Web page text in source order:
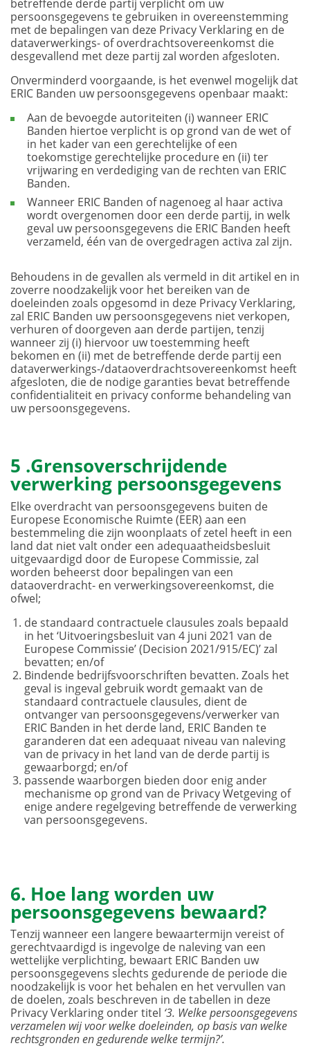
betreffende derde partij verplicht om uw
persoonsgegevens te gebruiken in overeenstemming
met de bepalingen van deze Privacy Verklaring en de
dataverwerkings- of overdrachtsovereenkomst die
desgevallend met deze partij zal worden afgesloten.
Onverminderd voorgaande, is het evenwel mogelijk dat
ERIC Banden uw persoonsgegevens openbaar maakt:
Aan de bevoegde autoriteiten (i) wanneer ERIC
Banden hiertoe verplicht is op grond van de wet of
in het kader van een gerechtelijke of een
toekomstige gerechtelijke procedure en (ii) ter
vrijwaring en verdediging van de rechten van ERIC
Banden.
Wanneer ERIC Banden of nagenoeg al haar activa
wordt overgenomen door een derde partij, in welk
geval uw persoonsgegevens die ERIC Banden heeft
verzameld, één van de overgedragen activa zal zijn.
Behoudens in de gevallen als vermeld in dit artikel en in
zoverre noodzakelijk voor het bereiken van de
doeleinden zoals opgesomd in deze Privacy Verklaring,
zal ERIC Banden uw persoonsgegevens niet verkopen,
verhuren of doorgeven aan derde partijen, tenzij
wanneer zij (i) hiervoor uw toestemming heeft
bekomen en (ii) met de betreffende derde partij een
dataverwerkings-/dataoverdrachtsovereenkomst heeft
afgesloten, die de nodige garanties bevat betreffende
confidentialiteit en privacy conforme behandeling van
uw persoonsgegevens.
5 .Grensoverschrijdende
verwerking persoonsgegevens
Elke overdracht van persoonsgegevens buiten de
Europese Economische Ruimte (EER) aan een
bestemmeling die zijn woonplaats of zetel heeft in een
land dat niet valt onder een adequaatheidsbesluit
uitgevaardigd door de Europese Commissie, zal
worden beheerst door bepalingen van een
dataoverdracht- en verwerkingsovereenkomst, die
ofwel;
de standaard contractuele clausules zoals bepaald
in het ‘Uitvoeringsbesluit van 4 juni 2021 van de
Europese Commissie’ (Decision 2021/915/EC)’ zal
bevatten; en/of
Bindende bedrijfsvoorschriften bevatten. Zoals het
geval is ingeval gebruik wordt gemaakt van de
standaard contractuele clausules, dient de
ontvanger van persoonsgegevens/verwerker van
ERIC Banden in het derde land, ERIC Banden te
garanderen dat een adequaat niveau van naleving
van de privacy in het land van de derde partij is
gewaarborgd; en/of
passende waarborgen bieden door enig ander
mechanisme op grond van de Privacy Wetgeving of
enige andere regelgeving betreffende de verwerking
van persoonsgegevens.
6. Hoe lang worden uw
persoonsgegevens bewaard?
Tenzij wanneer een langere bewaartermijn vereist of
gerechtvaardigd is ingevolge de naleving van een
wettelijke verplichting, bewaart ERIC Banden uw
persoonsgegevens slechts gedurende de periode die
noodzakelijk is voor het behalen en het vervullen van
de doelen, zoals beschreven in de tabellen in deze
Privacy Verklaring onder titel ‘3. Welke persoonsgegevens
verzamelen wij voor welke doeleinden, op basis van welke
rechtsgronden en gedurende welke termijn?’.